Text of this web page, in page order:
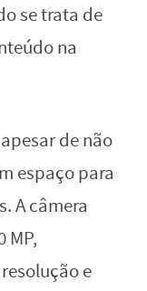
se trata de
na
de não
espaço para
A câmera
MP,
e